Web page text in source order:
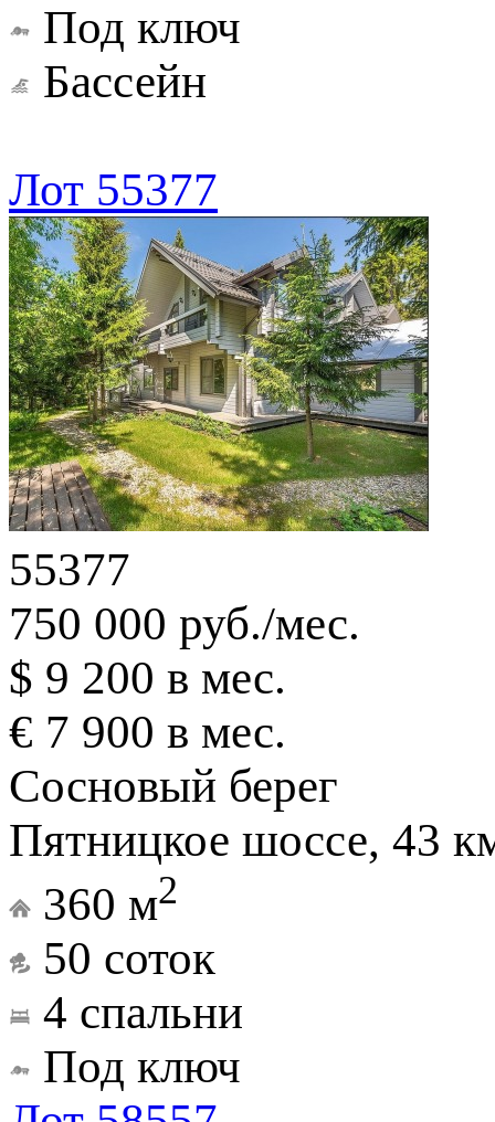
Под ключ
Бассейн
Лот 55377
55377
750 000 руб./мес.
$ 9 200 в мес.
€ 7 900 в мес.
Сосновый берег
Пятницкое шоссе, 43
360 м2
50 соток
4 спальни
Под ключ